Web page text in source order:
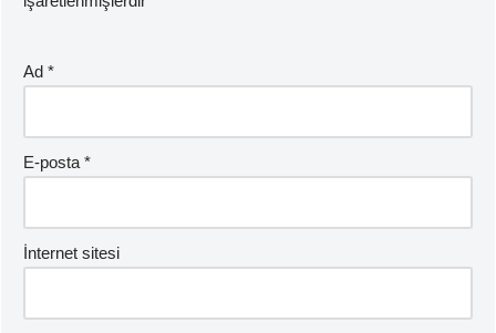
Ad *
E-posta*
İnternet sitesi